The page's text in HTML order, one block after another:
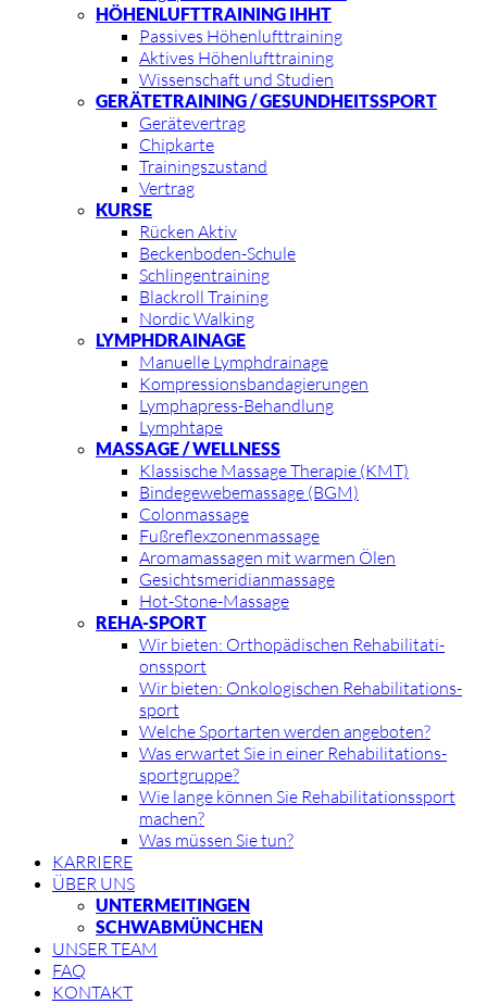
HÖ­HEN­LUFT­TRAI­NING IHHT
Pas­si­ves Hö­hen­luft­trai­ning
Ak­ti­ves Hö­hen­luft­trai­ning
Wis­sen­schaft und Stu­di­en
GE­RÄ­TE­TRAI­NING / GE­SUND­HEITS­SPORT
Ge­rä­te­ver­trag
Chip­kar­te
Trai­nings­zu­stand
Ver­trag
KUR­SE
Rü­cken Ak­tiv
Be­cken­bo­den-Schu­le
Schlin­gen­trai­ning
Black­roll Trai­ning
Nor­dic Wal­king
LYMPH­DRAI­NA­GE
Ma­nu­el­le Lymph­drai­na­ge
Kom­pres­si­ons­ban­da­gie­run­gen
Lymph­a­press-Be­hand­lung
Lym­ph­tape
MAS­SA­GE / WELL­NESS
Klas­si­sche Mas­sa­ge The­ra­pie (KMT)
Bin­de­ge­we­be­mas­sa­ge (BGM)
Co­lon­mas­sa­ge
Fuß­re­flex­zo­nen­mas­sa­ge
Arom­amas­sa­gen mit war­men Ölen
Ge­sichts­me­ri­dian­mas­sa­ge
Hot-Stone-Mas­sa­ge
REHA-SPORT
Wir bie­ten: Or­tho­pä­di­schen Re­ha­bi­li­ta­ti­
ons­sport
Wir bie­ten: On­ko­lo­gi­schen Re­ha­bi­li­ta­ti­ons­
sport
Wel­che Sport­ar­ten wer­den an­ge­bo­ten?
Was er­war­tet Sie in ei­ner Re­ha­bi­li­ta­ti­ons­
sport­grup­pe?
Wie lan­ge kön­nen Sie Re­ha­bi­li­ta­ti­ons­sport
ma­chen?
Was müs­sen Sie tun?
KAR­RIE­RE
ÜBER UNS
UN­TER­MEIT­IN­GEN
SCHWAB­MÜN­CHEN
UN­SER TEAM
FAQ
KON­TAKT